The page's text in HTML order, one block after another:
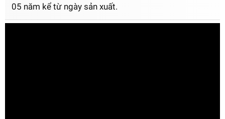
05 năm kể từ ngày sản xuất.